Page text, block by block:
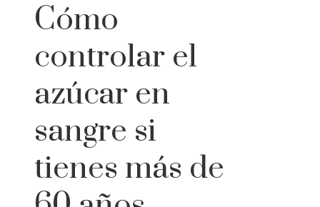
Cómo
controlar el
azúcar en
sangre si
tienes más de